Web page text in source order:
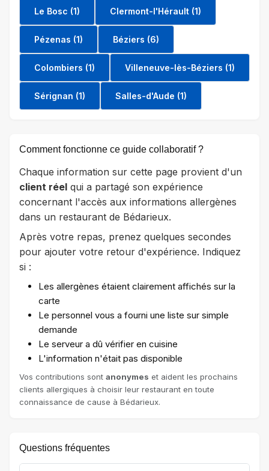
Le Bosc (1) Clermont-l'Hérault (1)
Pézenas (1) Béziers (6)
Colombiers (1) Villeneuve-lès-Béziers (1)
Sérignan (1) Salles-d'Aude (1)
Comment fonctionne ce guide collaboratif ?
Chaque information sur cette page provient d'un
client réel qui a partagé son expérience
concernant l'accès aux informations allergènes
dans un restaurant de Bédarieux.
Après votre repas, prenez quelques secondes
pour ajouter votre retour d'expérience. Indiquez
si :
Les allergènes étaient clairement affichés sur la
carte
Le personnel vous a fourni une liste sur simple
demande
Le serveur a dû vérifier en cuisine
L'information n'était pas disponible
Vos contributions sont anonymes et aident les prochains
clients allergiques à choisir leur restaurant en toute
connaissance de cause à Bédarieux.
Questions fréquentes